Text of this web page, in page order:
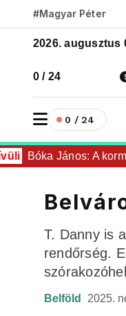
#Magyar Péter
2026. augusztus
0 / 24
0 / 24
Bóka János: A
T. Danny is
rendőrség.
Belföld 2025.